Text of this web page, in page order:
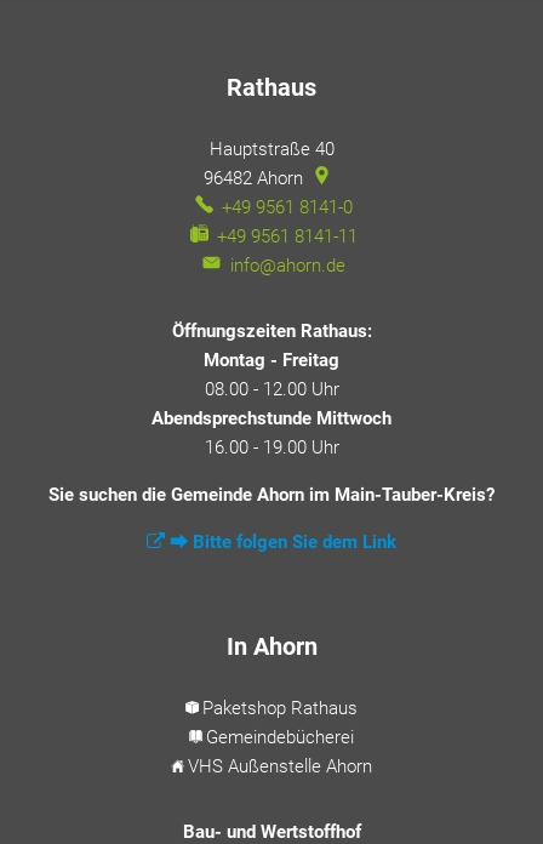
Rathaus
Hauptstraße 40
96482 Ahorn
+49 9561 8141-0
+49 9561 8141-11
info@ahorn.de
Öffnungszeiten Rathaus:
Montag - Freitag
08.00 - 12.00 Uhr
Abendsprechstunde Mittwoch
16.00 - 19.00 Uhr
Sie suchen die Gemeinde Ahorn im Main-Tauber-Kreis?
⮕ Bitte folgen Sie dem Link
In Ahorn
Paketshop Rathaus
Gemeindebücherei
VHS Außenstelle Ahorn
Bau- und Wertstoffhof